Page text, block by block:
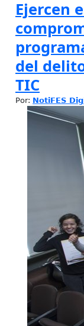
Ejercen
del
TIC
Por: NotiFES